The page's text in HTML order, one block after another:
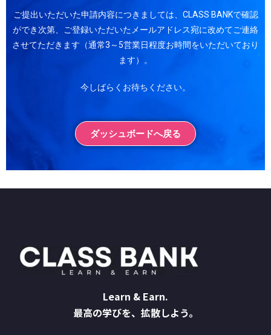
ご提出いただいた申請内容につきましては、CLASS BANKで確認
ができ次第、ご登録いただいたメールアドレス宛に改めてご連絡
させてただきます（通常3～5営業日程度お時間をいただいており
ます）。
今しばらくお待ちください。
ダッシュボードへ戻る
Learn & Earn.
最高の学びを、拡散しよう。